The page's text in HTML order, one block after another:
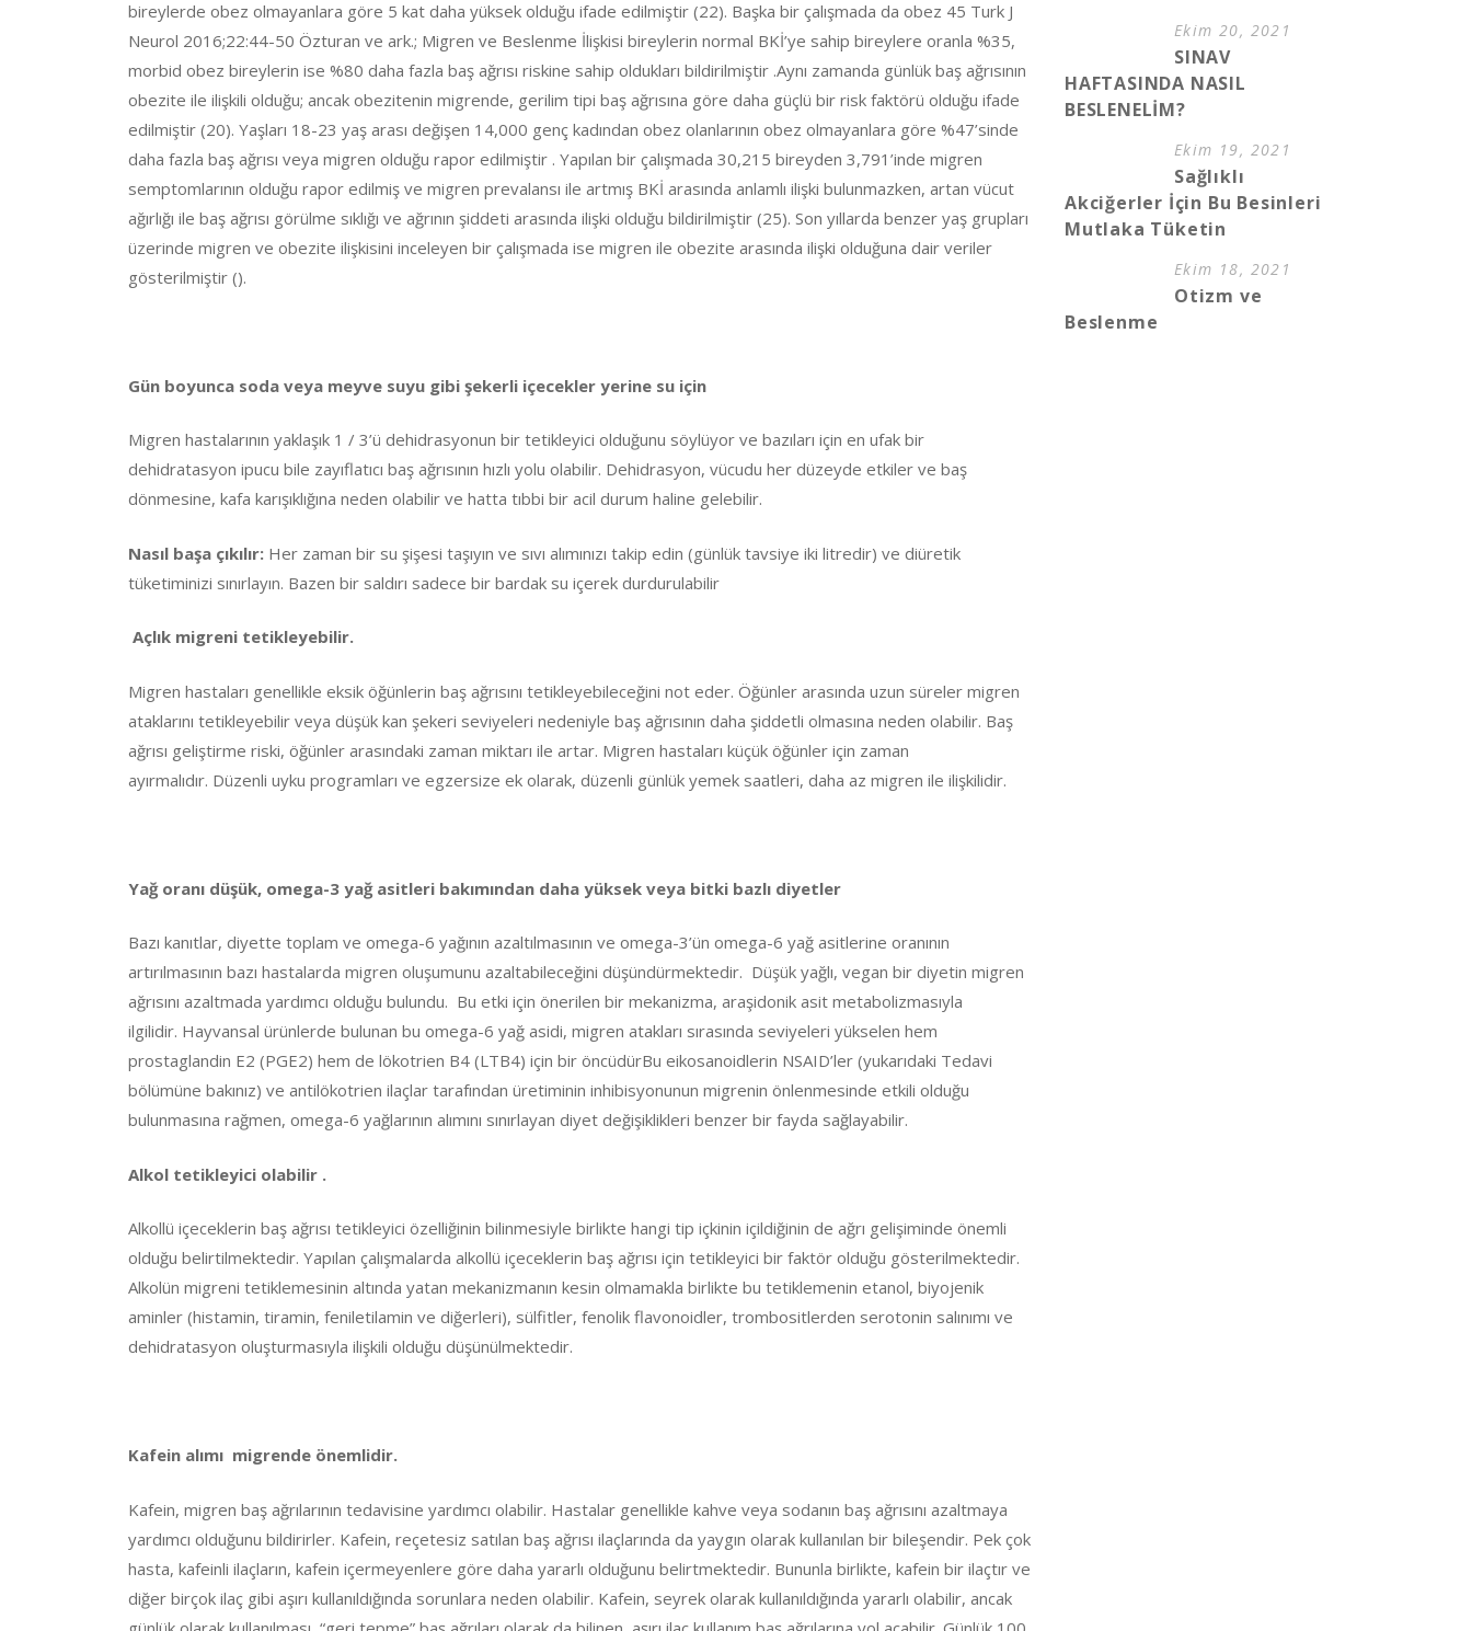
bireylerde obez olmayanlara göre 5 kat daha yüksek olduğu ifade edilmiştir (22). Başka bir çalışmada da obez 45 Turk J
Neurol 2016;22:44-50 Özturan ve ark.; Migren ve Beslenme İlişkisi bireylerin normal BKİ’ye sahip bireylere oranla %35,
morbid obez bireylerin ise %80 daha fazla baş ağrısı riskine sahip oldukları bildirilmiştir .Aynı zamanda günlük baş ağrısının
obezite ile ilişkili olduğu; ancak obezitenin migrende, gerilim tipi baş ağrısına göre daha güçlü bir risk faktörü olduğu ifade
edilmiştir (20). Yaşları 18-23 yaş arası değişen 14,000 genç kadından obez olanlarının obez olmayanlara göre %47’sinde
daha fazla baş ağrısı veya migren olduğu rapor edilmiştir . Yapılan bir çalışmada 30,215 bireyden 3,791’inde migren
semptomlarının olduğu rapor edilmiş ve migren prevalansı ile artmış BKİ arasında anlamlı ilişki bulunmazken, artan vücut
ağırlığı ile baş ağrısı görülme sıklığı ve ağrının şiddeti arasında ilişki olduğu bildirilmiştir (25). Son yıllarda benzer yaş grupları
üzerinde migren ve obezite ilişkisini inceleyen bir çalışmada ise migren ile obezite arasında ilişki olduğuna dair veriler
gösterilmiştir ().
Gün boyunca soda veya meyve suyu gibi şekerli içecekler yerine su için
Migren hastalarının yaklaşık 1 / 3’ü dehidrasyonun bir tetikleyici olduğunu söylüyor ve bazıları için en ufak bir
dehidratasyon ipucu bile zayıflatıcı baş ağrısının hızlı yolu olabilir. Dehidrasyon, vücudu her düzeyde etkiler ve baş
dönmesine, kafa karışıklığına neden olabilir ve hatta tıbbi bir acil durum haline gelebilir.
Nasıl başa çıkılır: Her zaman bir su şişesi taşıyın ve sıvı alımınızı takip edin (günlük tavsiye iki litredir) ve diüretik
tüketiminizi sınırlayın. Bazen bir saldırı sadece bir bardak su içerek durdurulabilir
Açlık migreni tetikleyebilir.
Migren hastaları genellikle eksik öğünlerin baş ağrısını tetikleyebileceğini not eder. Öğünler arasında uzun süreler migren
ataklarını tetikleyebilir veya düşük kan şekeri seviyeleri nedeniyle baş ağrısının daha şiddetli olmasına neden olabilir. Baş
ağrısı geliştirme riski, öğünler arasındaki zaman miktarı ile artar. Migren hastaları küçük öğünler için zaman
ayırmalıdır. Düzenli uyku programları ve egzersize ek olarak, düzenli günlük yemek saatleri, daha az migren ile ilişkilidir.
Yağ oranı düşük, omega-3 yağ asitleri bakımından daha yüksek veya bitki bazlı diyetler
Bazı kanıtlar, diyette toplam ve omega-6 yağının azaltılmasının ve omega-3’ün omega-6 yağ asitlerine oranının
artırılmasının bazı hastalarda migren oluşumunu azaltabileceğini düşündürmektedir. Düşük yağlı, vegan bir diyetin migren
ağrısını azaltmada yardımcı olduğu bulundu. Bu etki için önerilen bir mekanizma, araşidonik asit metabolizmasıyla
ilgilidir. Hayvansal ürünlerde bulunan bu omega-6 yağ asidi, migren atakları sırasında seviyeleri yükselen hem
prostaglandin E2 (PGE2) hem de lökotrien B4 (LTB4) için bir öncüdürBu eikosanoidlerin NSAID’ler (yukarıdaki Tedavi
bölümüne bakınız) ve antilökotrien ilaçlar tarafından üretiminin inhibisyonunun migrenin önlenmesinde etkili olduğu
bulunmasına rağmen, omega-6 yağlarının alımını sınırlayan diyet değişiklikleri benzer bir fayda sağlayabilir.
Alkol tetikleyici olabilir .
Alkollü içeceklerin baş ağrısı tetikleyici özelliğinin bilinmesiyle birlikte hangi tip içkinin içildiğinin de ağrı gelişiminde önemli
olduğu belirtilmektedir. Yapılan çalışmalarda alkollü içeceklerin baş ağrısı için tetikleyici bir faktör olduğu gösterilmektedir.
Alkolün migreni tetiklemesinin altında yatan mekanizmanın kesin olmamakla birlikte bu tetiklemenin etanol, biyojenik
aminler (histamin, tiramin, feniletilamin ve diğerleri), sülfitler, fenolik flavonoidler, trombositlerden serotonin salınımı ve
dehidratasyon oluşturmasıyla ilişkili olduğu düşünülmektedir.
Kafein alımı migrende önemlidir.
Kafein, migren baş ağrılarının tedavisine yardımcı olabilir. Hastalar genellikle kahve veya sodanın baş ağrısını azaltmaya
yardımcı olduğunu bildirirler. Kafein, reçetesiz satılan baş ağrısı ilaçlarında da yaygın olarak kullanılan bir bileşendir. Pek çok
hasta, kafeinli ilaçların, kafein içermeyenlere göre daha yararlı olduğunu belirtmektedir. Bununla birlikte, kafein bir ilaçtır ve
diğer birçok ilaç gibi aşırı kullanıldığında sorunlara neden olabilir. Kafein, seyrek olarak kullanıldığında yararlı olabilir, ancak
Ekim 20, 2021
SINAV
HAFTASINDA NASIL
BESLENELİM?
Ekim 19, 2021
Sağlıklı
Akciğerler İçin Bu Besinleri
Mutlaka Tüketin
Ekim 18, 2021
Otizm ve
Beslenme